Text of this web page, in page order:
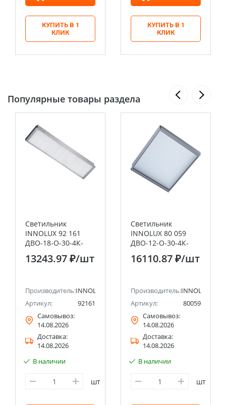
КУПИТЬ В 1
КЛИК
КУПИТЬ В 1
КЛИК
Популярные товары раздела
Светильник
INNOLUX 92 161
ДВО-18-O-30-4К-
13243.97 ₽/шт
Производитель:INNOLUX
Артикул:
92161
Самовывоз:
14.08.2026
Доставка:
14.08.2026
В наличии
шт
Светильник
INNOLUX 80 059
ДВО-12-О-30-4К-
IP54-CLIP-IN-A3
16110.87 ₽/шт
Производитель:INNOLUX
Артикул:
80059
Самовывоз:
14.08.2026
Доставка:
14.08.2026
В наличии
шт